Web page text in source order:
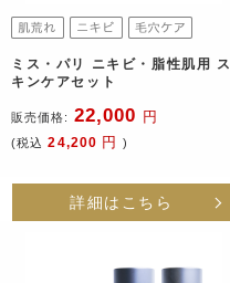
ミス・パリ ニキビ・脂性肌用 ス
キンケアセット
販売価格: 22,000 円
(税込 24,200 円)
詳細はこちら